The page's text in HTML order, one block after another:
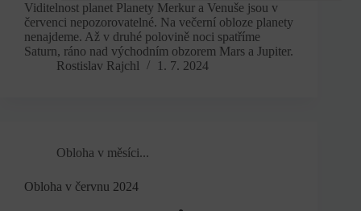
Viditelnost planet Planety Merkur a Venuše jsou v
červenci nepozorovatelné. Na večerní obloze planety
nenajdeme. Až v druhé polovině noci spatříme
Saturn, ráno nad východním obzorem Mars a Jupiter.
Rostislav Rajchl
1. 7. 2024
Obloha v měsíci...
Obloha v červnu 2024